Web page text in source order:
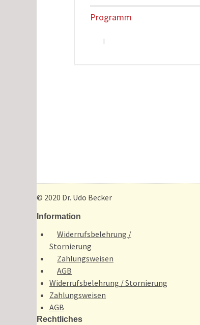
Programm
© 2020 Dr. Udo Becker
Information
Widerrufsbelehrung /
Stornierung
Zahlungsweisen
AGB
Widerrufsbelehrung / Stornierung
Zahlungsweisen
AGB
Rechtliches